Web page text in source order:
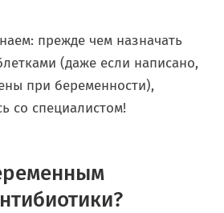
прежде чем назначать
(даже если написано,
при беременности),
со специалистом!